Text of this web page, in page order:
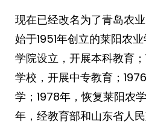
现在已经改名为了青岛农
始于1951年创立的莱阳农
学院设立，开展本科教育
学校，开展中专教育；
学；1978年，恢复莱阳农
年，经教育部和山东省人